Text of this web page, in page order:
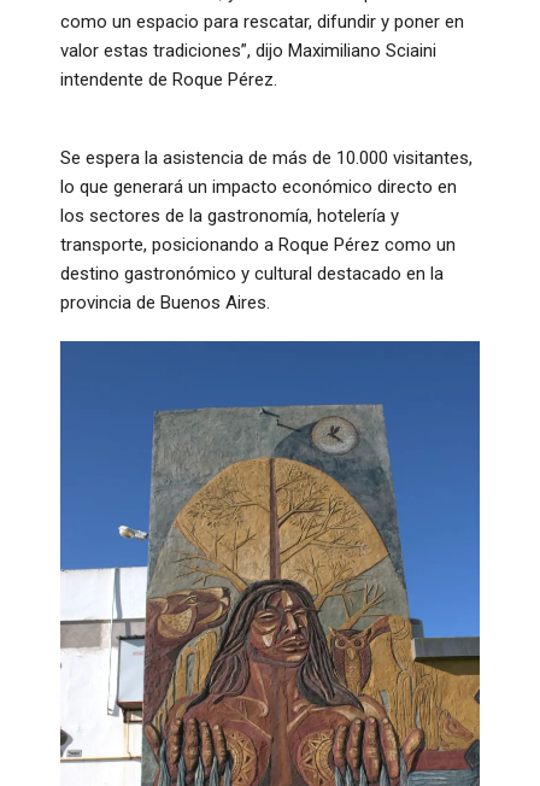
como un espacio para rescatar, difundir y poner en
valor estas tradiciones”, dijo Maximiliano Sciaini
intendente de Roque Pérez.
Se espera la asistencia de más de 10.000 visitantes,
lo que generará un impacto económico directo en
los sectores de la gastronomía, hotelería y
transporte, posicionando a Roque Pérez como un
destino gastronómico y cultural destacado en la
provincia de Buenos Aires.